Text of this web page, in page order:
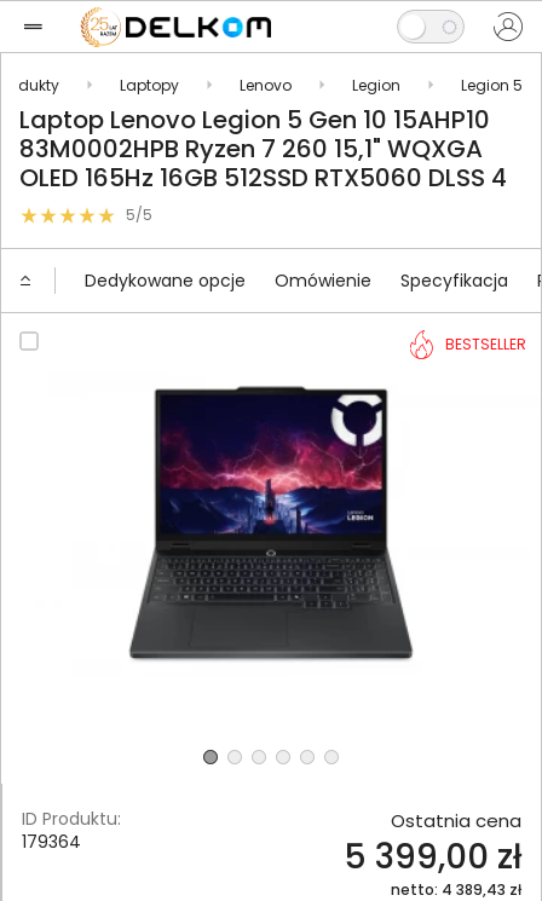
Laptopy Lenovo Legion Legion 5
Laptop Lenovo Legion 5 Gen 10 15AHP10
83M0002HPB Ryzen 7 260 15,1" WQXGA
OLED 165Hz 16GB 512SSD RTX5060 DLSS 4
5/5
Dedykowane opcje Omówienie Specyfikacja
BESTSELLER
ID Produktu:
179364
Ostatnia cena
5 399,00 zł
netto: 4 389,43 zł